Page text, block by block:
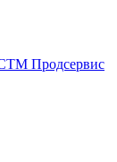
СТМ Продсервис